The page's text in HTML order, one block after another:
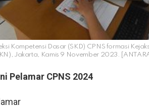
Kompetensi Dasar (SKD) CPNS formasi
Jakarta, Kamis 9 November 2023.
Pelamar CPNS 2024